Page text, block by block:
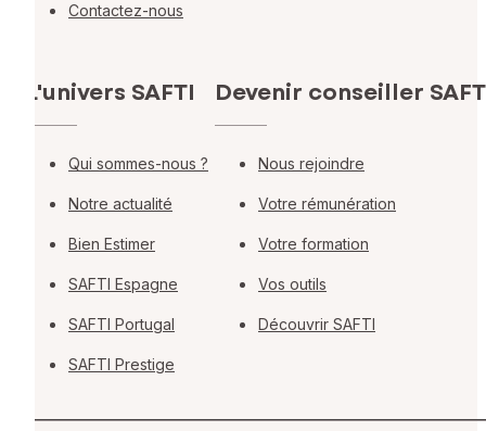
Contactez-nous
L'univers SAFTI
Qui sommes-nous ?
Notre actualité
Bien Estimer
SAFTI Espagne
SAFTI Portugal
SAFTI Prestige
Devenir conseiller
Nous rejoindre
Votre rémunération
Votre formation
Vos outils
Découvrir SAFTI